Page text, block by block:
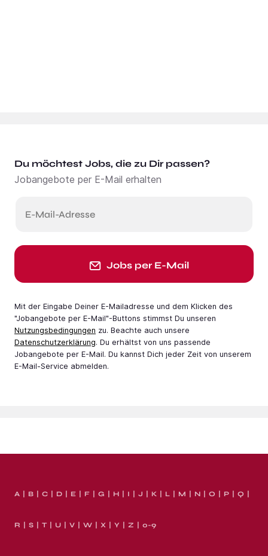
Du möchtest Jobs, die zu Dir passen?
Jobangebote per E-Mail erhalten
E-Mail-Adresse
Jobs per E-Mail
Mit der Eingabe Deiner E-Mail­adresse und dem Klicken des
"Jobangebote per E-Mail"-Buttons stimmst Du unseren
Nutzungsbedingungen zu. Beachte auch unsere
Datenschutzerklärung. Du erhältst von uns passende
Jobangebote per E-Mail. Du kannst Dich jeder Zeit von unserem
E-Mail-Service abmelden.
A B C D E F G H I J K L M N O P Q
R S T U V W X Y Z 0-9